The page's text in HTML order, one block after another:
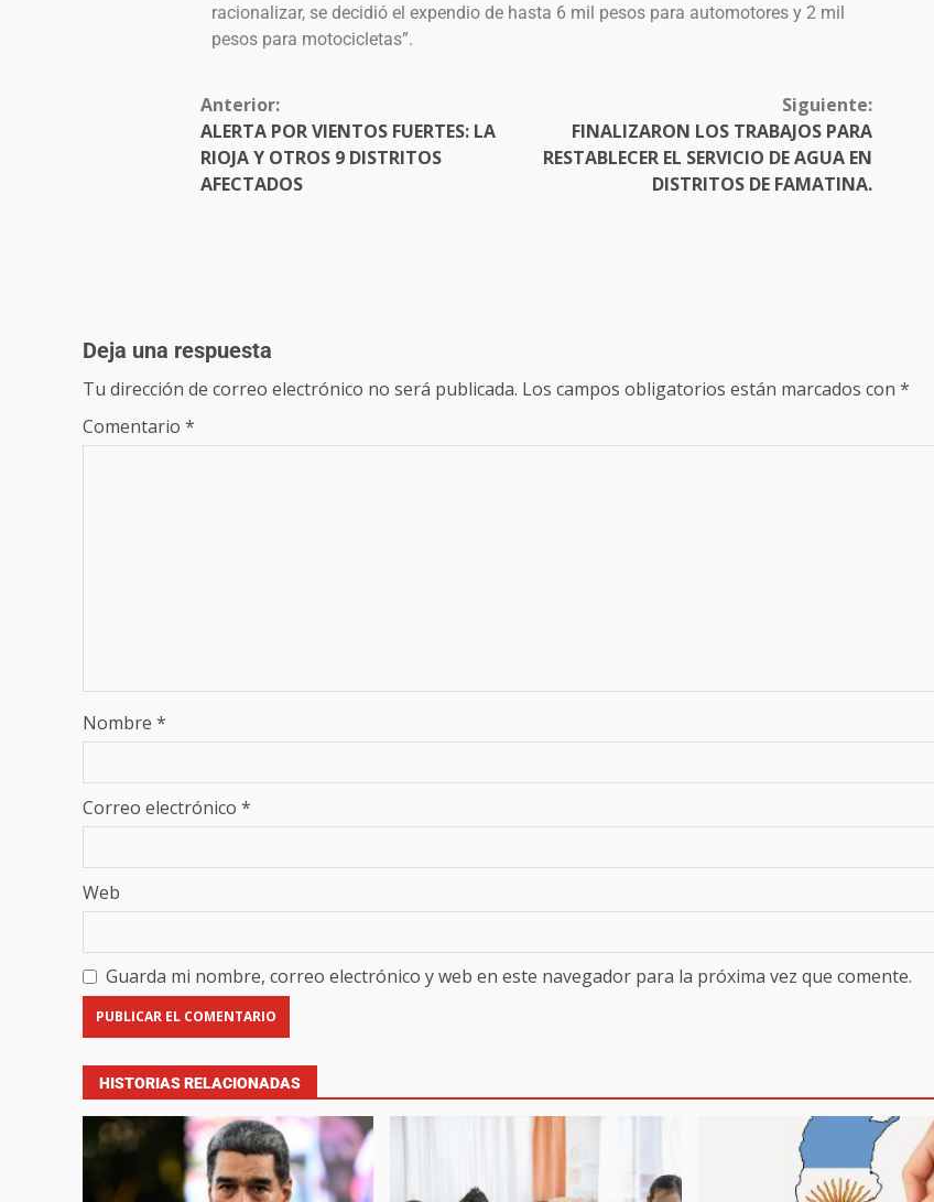
racionalizar, se decidió el expendio de hasta 6 mil pesos para automotores y 2 mil
pesos para motocicletas”.
Anterior:
ALERTA POR VIENTOS FUERTES: LA
RIOJA Y OTROS 9 DISTRITOS
AFECTADOS
Siguiente:
FINALIZARON LOS TRABAJOS PARA
RESTABLECER EL SERVICIO DE AGUA EN
DISTRITOS DE FAMATINA.
Deja una respuesta
Tu dirección de correo electrónico no será publicada. Los campos obligatorios están marcados con *
Comentario *
Nombre *
Correo electrónico *
Web
Guarda mi nombre, correo electrónico y web en este navegador para la próxima vez que comente.
HISTORIAS RELACIONADAS